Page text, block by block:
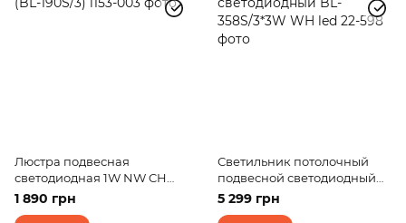
Люстра подвесная
светодиодная 1W NW CH
(BL-190S/3)
1 890 грн
Светильник потолочный
подвесной светодиодный
BL-358S/3*3W WH led
5 299 грн